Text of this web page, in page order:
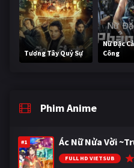
Tương Tây Quỷ Sự
Nữ Đặc
Công
Phim Anime
#1 Ác Nữ Nửa Vời
FULL HD VIETSUB